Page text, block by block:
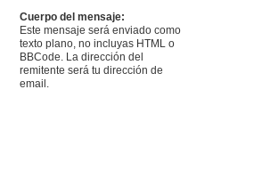
Cuerpo del mensaje:
Este mensaje será enviado como
texto plano, no incluyas HTML o
BBCode. La dirección del
remitente será tu dirección de
email.